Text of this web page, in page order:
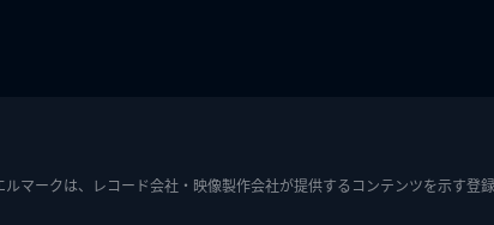
ルマークは、レコード会社・映像製作会社が提供するコンテンツを示す登